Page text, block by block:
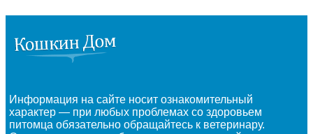
Информация на сайте носит ознакомительный
характер — при любых проблемах со здоровьем
питомца обязательно обращайтесь к ветеринару.